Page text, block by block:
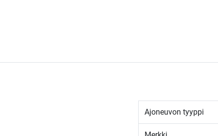
Ajoneuvon tyyppi